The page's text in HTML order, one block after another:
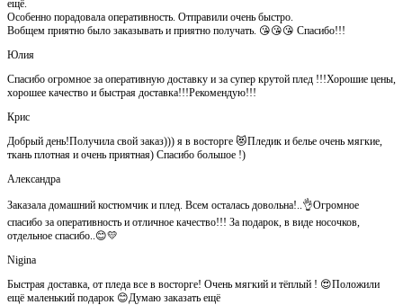
ещё.
Особенно порадовала оперативность. Отправили очень быстро.
Вобщем приятно было заказывать и приятно получать. 😘😘😘 Спасибо!!!
Юлия
Спасибо огромное за оперативную доставку и за супер крутой плед !!!Хорошие цены,
хорошее качество и быстрая доставка!!!Рекомендую!!!
Крис
Добрый день!Получила свой заказ))) я в восторге 😻Пледик и белье очень мягкие,
ткань плотная и очень приятная) Спасибо большое !)
Александра
Заказала домашний костюмчик и плед. Всем осталась довольна!..👌Огромное
спасибо за оперативность и отличное качество!!! За подарок, в виде носочков,
отдельное спасибо..😊💛
Nigina
Быстрая доставка, от пледа все в восторге! Очень мягкий и тёплый ! 😍Положили
ещё маленький подарок 😊Думаю заказать ещё